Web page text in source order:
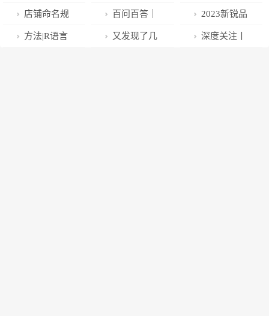
化合作 集中签约！国
资委：下一步
轻人的正确姿
势
的恋爱游戏，
被Steam因安
优待项目清单
公布
这些问题，请
举报！
店铺命名规
范 规则解读
百问百答｜
讲师面对面 @
2023新锐品
牌发展报告
方法|R语言 又发现了几 深度关注丨